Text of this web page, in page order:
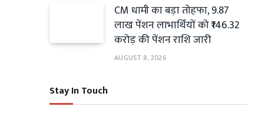
CM धामी का बड़ा तोहफा, 9.87
लाख पेंशन लाभार्थियों को ₹146.32
करोड़ की पेंशन राशि जारी
AUGUST 8, 2026
Stay In Touch